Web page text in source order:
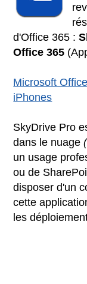
d'Office 365 :
Office 365
Microsoft
iPhones
SkyDrive Pro
dans le nuage
un usage
ou de
disposer d'un
cette
les